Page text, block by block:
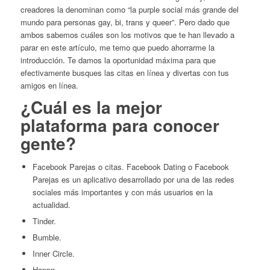
creadores la denominan como “la purple social más grande del
mundo para personas gay, bi, trans y queer”. Pero dado que
ambos sabemos cuáles son los motivos que te han llevado a
parar en este artículo, me temo que puedo ahorrarme la
introducción. Te damos la oportunidad máxima para que
efectivamente busques las citas en línea y divertas con tus
amigos en línea.
¿Cuál es la mejor
plataforma para conocer
gente?
Facebook Parejas o citas. Facebook Dating o Facebook
Parejas es un aplicativo desarrollado por una de las redes
sociales más importantes y con más usuarios en la
actualidad.
Tinder.
Bumble.
Inner Circle.